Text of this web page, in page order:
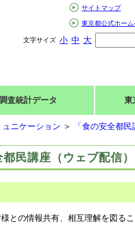
サイトマップ
東京都公式ホーム
文字サイズ 小 中 大
査統計データ 東
ュニケーション ＞ 「食の安全都民
民講座（ウェブ配信）
との情報共有、相互理解を図る